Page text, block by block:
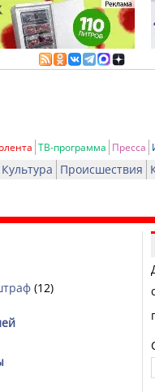
ТВ-программа Пресса
Культура Происшествия
(12)